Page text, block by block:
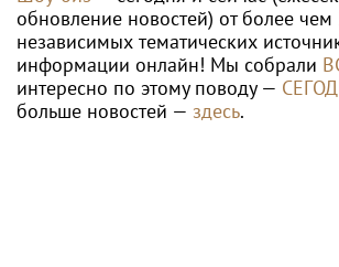
обновление новостей) от более
независимых тематических
информации онлайн! Мы собрали
интересно по этому поводу —
больше новостей — здесь.